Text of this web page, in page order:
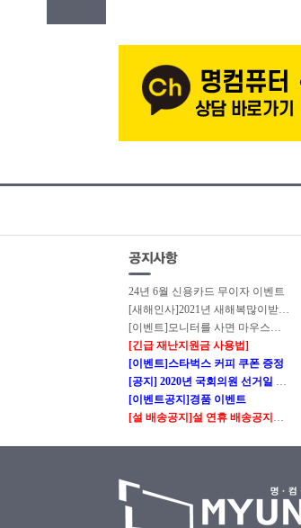
24년 6월 신용카드 무이자 이벤트
[새해인사]2021년 새해복많이받으세요.
[이벤트]모니터를 사면 마우스를 드립니다.
[긴급 재난지원금 사용법]
[이벤트]스타벅스 커피 쿠폰 증정
[공지] 2020년 국회의원 선거일 정상근무 안내
[이벤트공지]경품 이벤트
[설 배송공지]설 연휴 배송공지입니다.